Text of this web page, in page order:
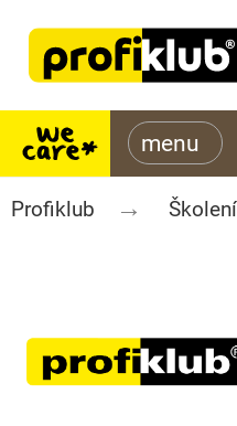
Profiklub Školení